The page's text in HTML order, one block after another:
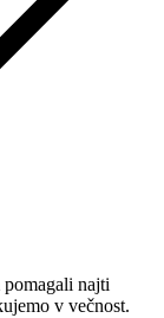
najti
v večnost.